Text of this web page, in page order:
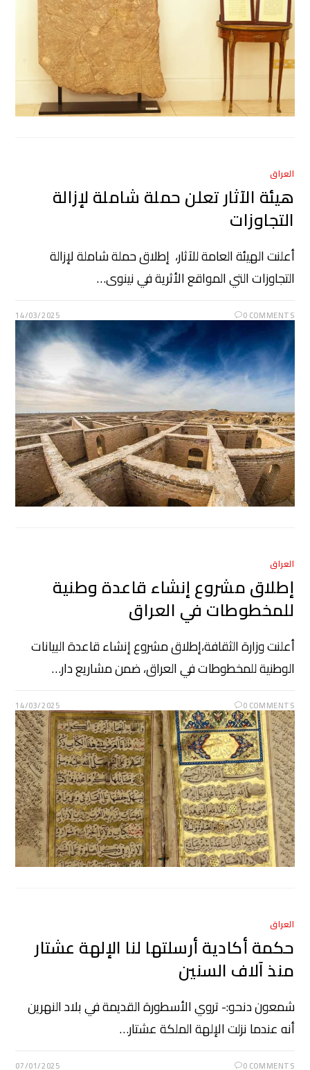
العراق
هيئة الآثار تعلن حملة شاملة لإزالة
التجاوزات
أعلنت الهيئة العامة للآثار، إطلاق حملة شاملة لإزالة
التجاوزات التي المواقع الأثرية في نينوى…
0 COMMENTS
14/03/2025
العراق
إطلاق مشروع إنشاء قاعدة وطنية
للمخطوطات في العراق
أعلنت وزارة الثقافة،إطلاق مشروع إنشاء قاعدة البيانات
الوطنية للمخطوطات في العراق، ضمن مشاريع دار…
0 COMMENTS
14/03/2025
العراق
حكمة أكادية أرسلتها لنا الإلهة عشتار
منذ آلاف السنين
شمعون دنحو:- تروي الأسطورة القديمة في بلاد النهرين
أنه عندما نزلت الإلهة الملكة عشتار…
0 COMMENTS
07/01/2025